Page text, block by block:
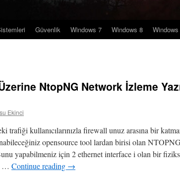
Güvenlik Windows 7 Windows 8
NtopNG Network İzleme
Ekinci
trafiği kullanıcılarınızla firewall unuz arasına bir
opensource tool lardan birisi olan
yapabilmeniz için 2 ethernet interface i olan bir
… Continue reading →